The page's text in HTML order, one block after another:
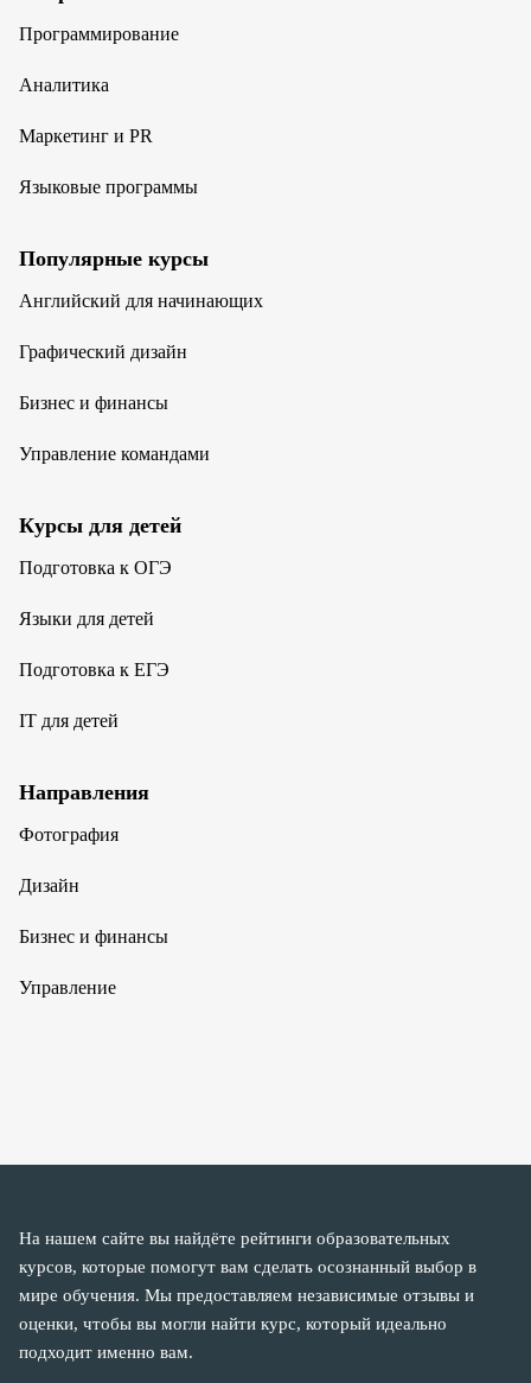
Программирование
Аналитика
Маркетинг и PR
Языковые программы
Популярные курсы
Английский для начинающих
Графический дизайн
Бизнес и финансы
Управление командами
Курсы для детей
Подготовка к ОГЭ
Языки для детей
Подготовка к ЕГЭ
IT для детей
Направления
Фотография
Дизайн
Бизнес и финансы
Управление
На нашем сайте вы найдёте рейтинги образовательных
курсов, которые помогут вам сделать осознанный выбор в
мире обучения. Мы предоставляем независимые отзывы и
оценки, чтобы вы могли найти курс, который идеально
подходит именно вам.